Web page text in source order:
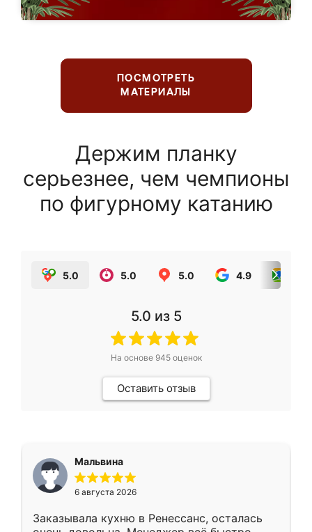
ПОСМОТРЕТЬ
МАТЕРИАЛЫ
Держим планку
серьезнее, чем чемпионы
по фигурному катанию
5.0 5.0 5.0 4.9
5.0 из 5
На основе 945оценок
Оставить отзыв
Мальвина
6 августа 2026
Заказывала кухню в Ренессанс, осталась